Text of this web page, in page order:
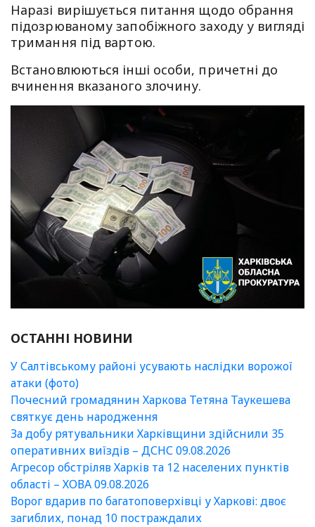
Наразі вирішується питання щодо обрання
підозрюваному запобіжного заходу у вигляді
тримання під вартою.
Встановлюються інші особи, причетні до
вчинення вказаного злочину.
ОСТАННІ НОВИНИ
У Салтівському районі усувають наслідки ворожої
атаки (фото)
Почесний громадянин Харкова Тетяна Таукешева
святкує день народження
За добу рятувальники Харківщини здійснили 35
оперативних виїздів – ДСНС 09.08.2026
Агресор обстріляв Харків та 12 населених пунктів
області – ХОВА 09.08.2026
Ворог вдарив по багатоповерхівці у Харкові: двоє
загиблих, понад 10 постраждалих